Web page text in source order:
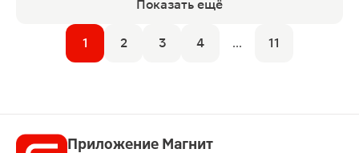
Показать ещё
1 2 3 4 ... 11
Приложение Магнит